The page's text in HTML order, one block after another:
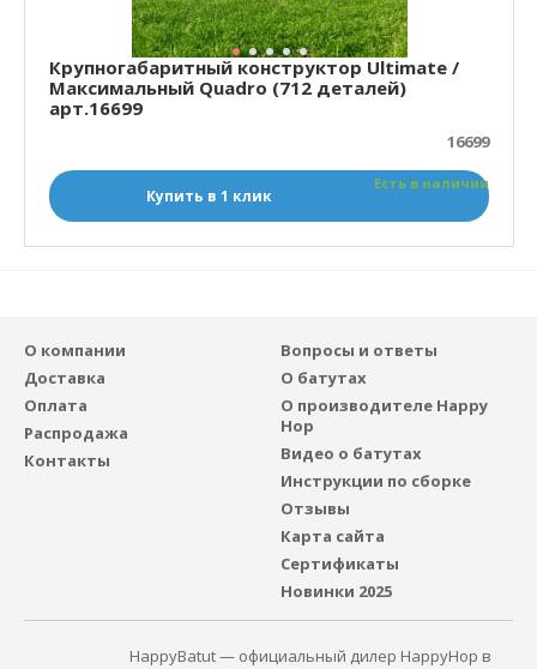
Крупногабаритный конструктор Ultimate /
Максимальный Quadro (712 деталей)
арт.16699
16699
Есть в наличии
Купить в 1 клик
О компании
Доставка
Оплата
Распродажа
Контакты
Вопросы и ответы
О батутах
О производителе Happy
Hop
Видео о батутах
Инструкции по сборке
Отзывы
Карта сайта
Сертификаты
Новинки 2025
HappyBatut — официальный дилер HappyHop в